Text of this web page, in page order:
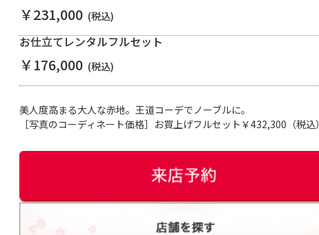
￥231,000 (税込)
お仕立てレンタルフルセット
￥176,000 (税込)
美人度高まる大人な赤地。王道コーデでノーブルに。
［写真のコーディネート価格］お買上げフルセット￥432,300（税込）